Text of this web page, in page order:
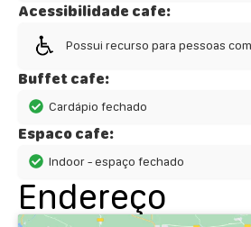
Acessibilidade cafe:
Possui recurso para pessoas
Buffet cafe:
Cardápio fechado
Espaco cafe:
Indoor - espaço fechado
Endereço